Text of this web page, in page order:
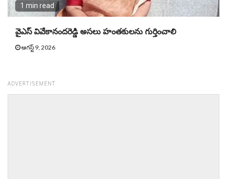
1 min read
వైఎస్‌ వివేకానందరెడ్డి అసలు హంతకులను గుర్తించాలి
ఆగస్ట్ 9, 2026
ADVERTISEMENT